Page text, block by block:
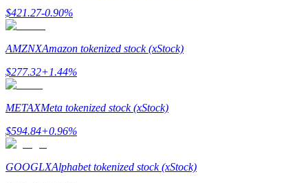
Staking
Yüksek getiri ve anında erişim
$421.27-0.90%
AMZNXAmazon tokenized stock (xStock)
$277.32+1.44%
METAXMeta tokenized stock (xStock)
$594.84+0.96%
GOOGLXAlphabet tokenized stock (xStock)